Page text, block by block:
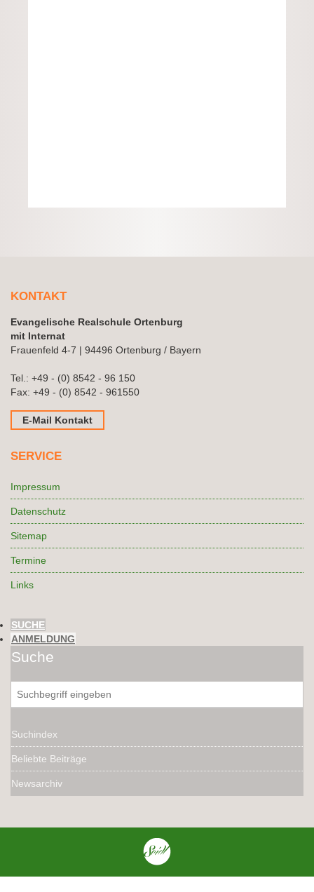
KONTAKT
Evangelische Realschule Ortenburg
mit Internat
Frauenfeld 4-7 | 94496 Ortenburg / Bayern
Tel.: +49 - (0) 8542 - 96 150
Fax: +49 - (0) 8542 - 961550
E-Mail Kontakt
SERVICE
Impressum
Datenschutz
Sitemap
Termine
Links
SUCHE
ANMELDUNG
Suche
Suchindex
Beliebte Beiträge
Newsarchiv